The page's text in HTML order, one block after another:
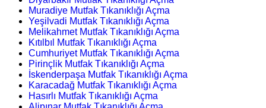
Muradiye Mutfak Tıkanıklığı Açma
Yeşilvadi Mutfak Tıkanıklığı Açma
Melikahmet Mutfak Tıkanıklığı Açma
Kıtılbıl Mutfak Tıkanıklığı Açma
Cumhuriyet Mutfak Tıkanıklığı Açma
Pirinçlik Mutfak Tıkanıklığı Açma
İskenderpaşa Mutfak Tıkanıklığı Açma
Karacadağ Mutfak Tıkanıklığı Açma
Hasırlı Mutfak Tıkanıklığı Açma